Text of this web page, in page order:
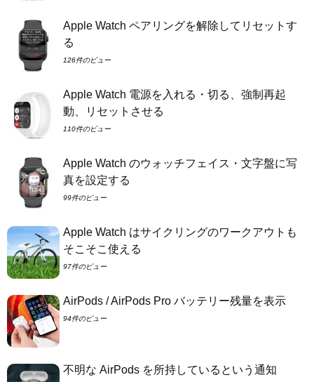
Apple Watch ペアリングを解除してリセットす
る
126件のビュー
Apple Watch 電源を入れる・切る、強制再起
動、リセットさせる
110件のビュー
Apple Watch のウォッチフェイス・文字盤に写
真を設定する
99件のビュー
Apple Watch はサイクリングのワークアウトも
そこそこ使える
97件のビュー
AirPods / AirPods Pro バッテリー残量を表示
94件のビュー
不明な AirPods を所持しているという通知